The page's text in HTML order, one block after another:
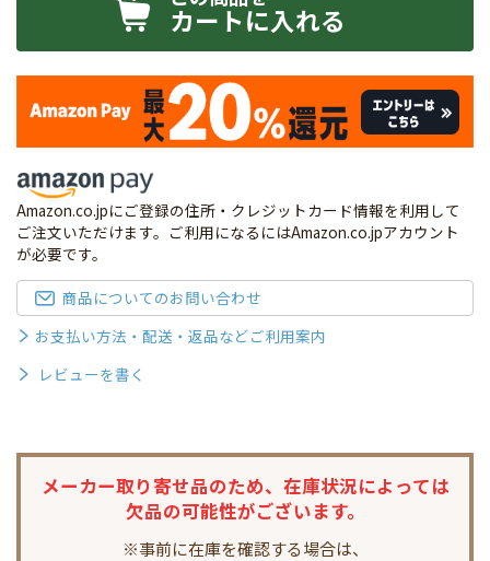
カートに入れる
Amazon.co.jpにご登録の住所・クレジットカード情報を利用して
ご注文いただけます。ご利用になるにはAmazon.co.jpアカウント
が必要です。
商品についてのお問い合わせ
お支払い方法・配送・返品などご利用案内
レビューを書く
メーカー取り寄せ品のため、 在庫状況によっては
欠品の可能性がございます。
※事前に在庫を確認する場合は、